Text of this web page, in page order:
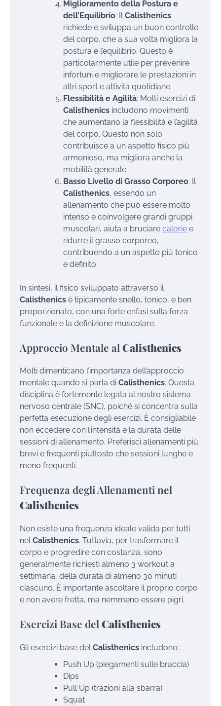
Miglioramento della Postura e
dell’Equilibrio: Il Calisthenics
richiede e sviluppa un buon controllo
del corpo, che a sua volta migliora la
postura e l’equilibrio. Questo è
particolarmente utile per prevenire
infortuni e migliorare le prestazioni in
altri sport e attività quotidiane.
Flessibilità e Agilità: Molti esercizi di
Calisthenics includono movimenti
che aumentano la flessibilità e l’agilità
del corpo. Questo non solo
contribuisce a un aspetto fisico più
armonioso, ma migliora anche la
mobilità generale.
Basso Livello di Grasso Corporeo: Il
Calisthenics, essendo un
allenamento che può essere molto
intenso e coinvolgere grandi gruppi
muscolari, aiuta a bruciare calorie e
ridurre il grasso corporeo,
contribuendo a un aspetto più tonico
e definito.
In sintesi, il fisico sviluppato attraverso il
Calisthenics è tipicamente snello, tonico, e ben
proporzionato, con una forte enfasi sulla forza
funzionale e la definizione muscolare.
Approccio Mentale al Calisthenics
Molti dimenticano l’importanza dell’approccio
mentale quando si parla di Calisthenics. Questa
disciplina è fortemente legata al nostro sistema
nervoso centrale (SNC), poiché si concentra sulla
perfetta esecuzione degli esercizi. È consigliabile
non eccedere con l’intensità e la durata delle
sessioni di allenamento. Preferisci allenamenti più
brevi e frequenti piuttosto che sessioni lunghe e
meno frequenti.
Frequenza degli Allenamenti nel
Calisthenics
Non esiste una frequenza ideale valida per tutti
nelCalisthenics. Tuttavia, per trasformare il
corpo e progredire con costanza, sono
generalmente richiesti almeno 3 workout a
settimana, della durata di almeno 30 minuti
ciascuno. È importante ascoltare il proprio corpo
e non avere fretta, ma nemmeno essere pigri.
Esercizi Base del Calisthenics
Gli esercizi base del Calisthenics includono:
Push Up (piegamenti sulle braccia)
Dips
Pull Up (trazioni alla sbarra)
Squat